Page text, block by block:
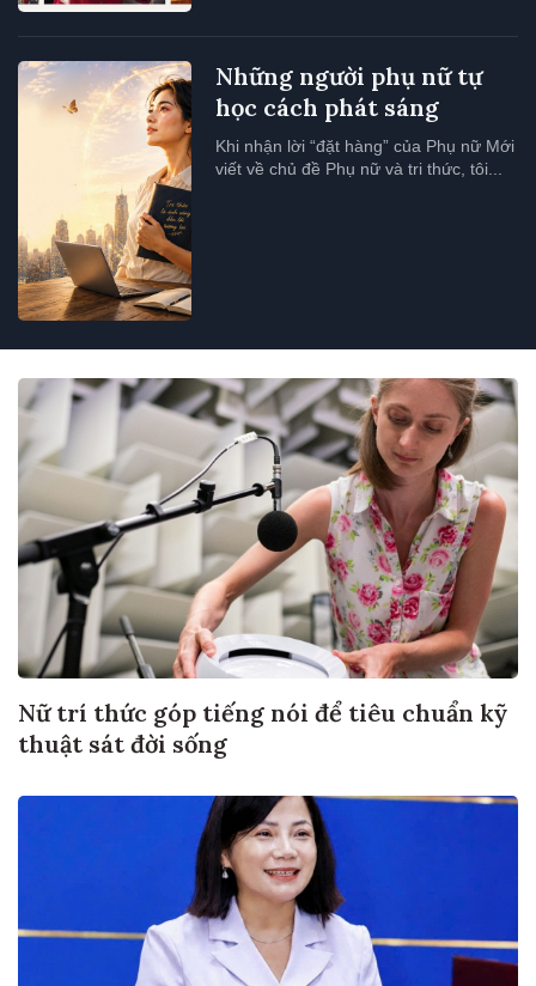
Những người phụ nữ tự
học cách phát sáng
Khi nhận lời “đặt hàng” của Phụ nữ Mới
viết về chủ đề Phụ nữ và tri thức, tôi...
Nữ trí thức góp tiếng nói để tiêu chuẩn kỹ
thuật sát đời sống